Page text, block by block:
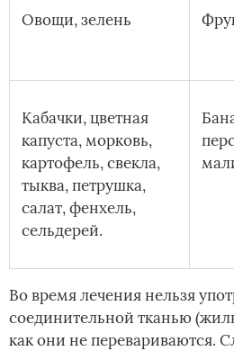
Овощи, зелень
Кабачки, цветная
капуста, морковь,
картофель, свекла,
тыква, петрушка,
салат, фенхель,
сельдерей.
Во время лечения нельзя
соединительной тканью
как они не перевариваются.